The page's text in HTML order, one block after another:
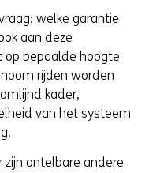
welke garantie
aan deze
op bepaalde hoogte
rijden worden
kader,
van het systeem
ontelbare andere